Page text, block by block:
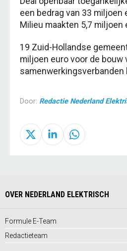
een bedrag van 33
Milieu maakten 5,7 miljoen
19 Zuid-Hollandse
miljoen euro voor de bouw
samenwerkingsverbanden
Door: Redactie Nederland
OVER NEDERLAND ELEKTRISCH
Formule E-Team
Redactieteam